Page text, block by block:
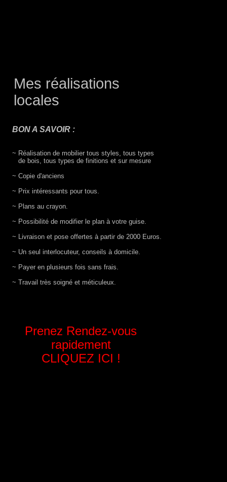
BON A SAVOIR :
~ Réalisation de mobilier tous styles, tous types
de bois, tous types de finitions et sur mesure
~ Copie d'anciens
~ Prix intéressants pour tous.
~ Plans au crayon.
~ Possibilité de modifier le plan à votre guise.
~ Livraison et pose offertes à partir de 2000 Euros.
~ Un seul interlocuteur, conseils à domicile.
~ Payer en plusieurs fois sans frais.
~ Travail très soigné et méticuleux.
Prenez Rendez-vous
rapidement
CLIQUEZ ICI !
Mes réalisations
locales